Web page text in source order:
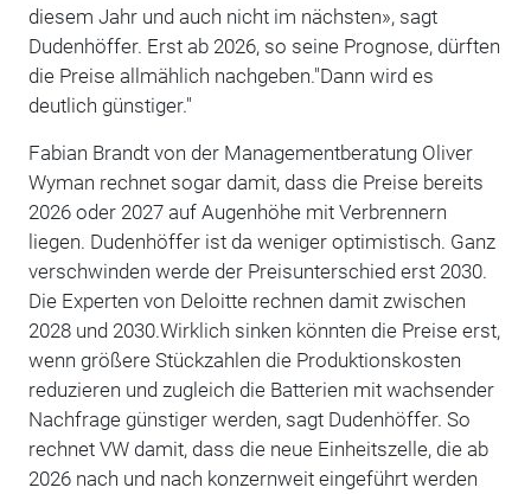
diesem Jahr und auch nicht im nächsten», sagt
Dudenhöffer. Erst ab 2026, so seine Prognose, dürften
die Preise allmählich nachgeben."Dann wird es
deutlich günstiger."
Fabian Brandt von der Managementberatung Oliver
Wyman rechnet sogar damit, dass die Preise bereits
2026 oder 2027 auf Augenhöhe mit Verbrennern
liegen. Dudenhöffer ist da weniger optimistisch. Ganz
verschwinden werde der Preisunterschied erst 2030.
Die Experten von Deloitte rechnen damit zwischen
2028 und 2030.Wirklich sinken könnten die Preise erst,
wenn größere Stückzahlen die Produktionskosten
reduzieren und zugleich die Batterien mit wachsender
Nachfrage günstiger werden, sagt Dudenhöffer. So
rechnet VW damit, dass die neue Einheitszelle, die ab
2026 nach und nach konzernweit eingeführt werden